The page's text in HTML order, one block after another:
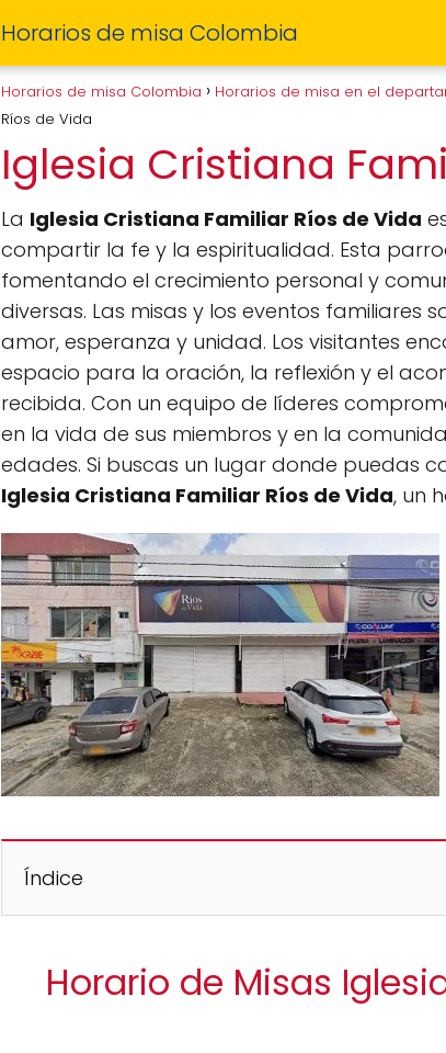
Horarios de misa Colombia
Horarios de misa Colombia Horarios de misa en el
Ríos de Vida
Iglesia Cristiana
La Iglesia Cristiana Familiar Ríos de Vida
compartir la fe y la espiritualidad. Esta
fomentando el crecimiento personal y
diversas. Las misas y los eventos familiares
amor, esperanza y unidad. Los visitantes
espacio para la oración, la reflexión y el
recibida. Con un equipo de líderes
en la vida de sus miembros y en la
edades. Si buscas un lugar donde puedas
Iglesia Cristiana Familiar Ríos de Vida, un
Índice
Horario de Misas